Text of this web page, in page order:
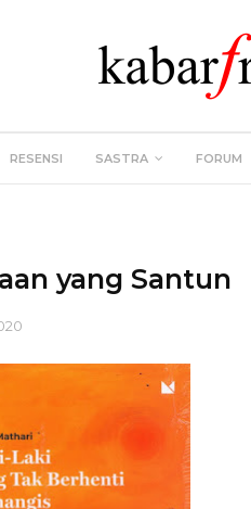
RESENSI SASTRA FORUM
yang Santun